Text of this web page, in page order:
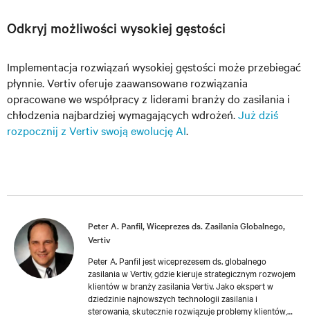
Odkryj możliwości wysokiej gęstości
Implementacja rozwiązań wysokiej gęstości może przebiegać
płynnie. Vertiv oferuje zaawansowane rozwiązania
opracowane we współpracy z liderami branży do zasilania i
chłodzenia najbardziej wymagających wdrożeń.Już dziś
rozpocznij z Vertiv swoją ewolucję AI.
Peter A. Panfil, Wiceprezes ds. Zasilania Globalnego,
Vertiv
Peter A. Panfil jest wiceprezesem ds. globalnego
zasilania w Vertiv, gdzie kieruje strategicznym rozwojem
klientów w branży zasilania Vertiv. Jako ekspert w
dziedzinie najnowszych technologii zasilania i
sterowania, skutecznie rozwiązuje problemy klientów,